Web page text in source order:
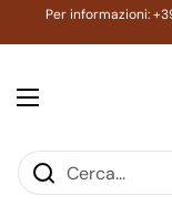
Passa ai contenuti
Per informazioni:
Apri menu